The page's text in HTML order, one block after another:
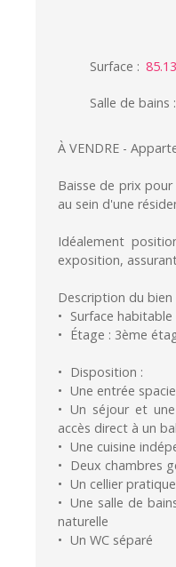
Surface : 85.13
Salle de bains :
À VENDRE -
Baisse de prix
au sein d'une
Idéalement
exposition,
Description du bien
Surface habitable
Étage : 3ème
Disposition :
Une entrée
Un séjour et
accès direct à un
Une cuisine
Deux chambres
Un cellier pratique
Une salle de
naturelle
Un WC séparé